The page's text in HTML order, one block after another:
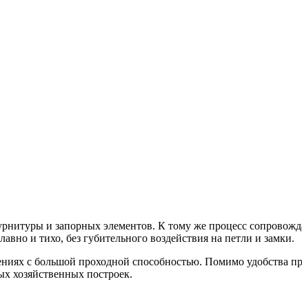
и запорных элементов. К тому же процесс
и тихо, без губительного воздействия на петли и замки.
с большой проходной способностью. Помимо удобства
хозяйственных построек.